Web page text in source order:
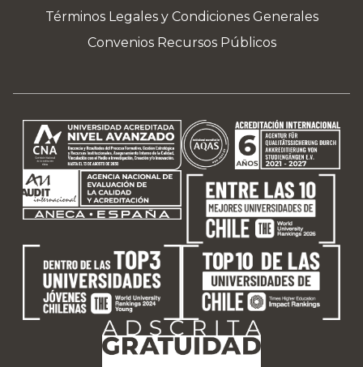
Términos Legales y Condiciones Generales
Convenios Recursos Públicos